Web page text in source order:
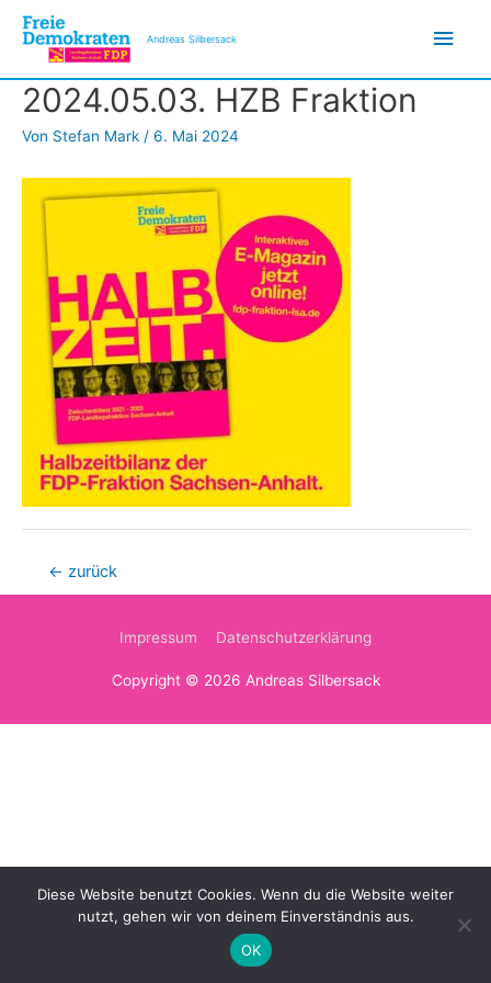
Inhalt
springen
Andreas Silbersack
2024.05.03. HZB Fraktion
Von Stefan Mark / 6. Mai 2024
Beitragsnavigation
← zurück
Impressum Datenschutzerklärung
Copyright © 2026 Andreas Silbersack
Diese Website benutzt Cookies. Wenn du die Website weiter
nutzt, gehen wir von deinem Einverständnis aus.
OK